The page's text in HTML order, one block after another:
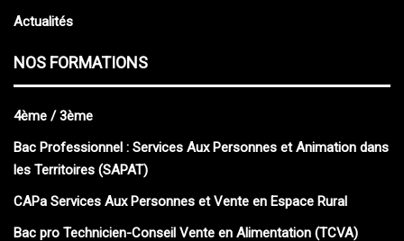
Actualités
NOS FORMATIONS
4ème / 3ème
Bac Professionnel : Services Aux Personnes et Animation dans
les Territoires (SAPAT)
CAPa Services Aux Personnes et Vente en Espace Rural
Bac pro Technicien-Conseil Vente en Alimentation (TCVA)